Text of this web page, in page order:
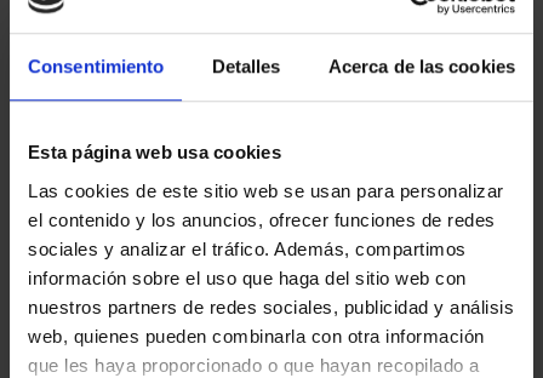
Consentimiento Detalles Acerca de las cookies
Esta página web usa cookies
Las cookies de este sitio web se usan para personalizar
el contenido y los anuncios, ofrecer funciones de redes
sociales y analizar el tráfico. Además, compartimos
información sobre el uso que haga del sitio web con
nuestros partners de redes sociales, publicidad y análisis
web, quienes pueden combinarla con otra información
que les haya proporcionado o que hayan recopilado a
de Calidad y Gestión Ambiental, basado en las normas
ISO 9001 y ISO 14001 para mejorar el servicio que presta
a sus clientes, el desempeño y eficiencia con el medio
ambiente.
La Dirección de PIROTECNIA VULCANO S.L. enfoca los
manera de organizar el funcionamiento de la
organización partiendo de unos pilares básicos como
son la calidad de sus productos y servicios, la
satisfacción del cliente, gestión de los aspectos
ambientales, las emergencias, los riesgos, los requisitos
legales y la mejora continua de la eficacia del Sistema